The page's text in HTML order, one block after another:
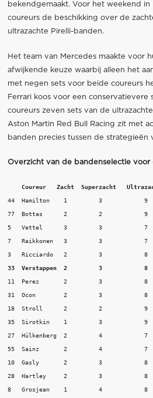
bekendgemaakt. Voor het weekend in
coureurs de beschikking over de
ultrazachte Pirelli-banden.
Het team van Mercedes maakte voor
afwijkende keuze waarbij alleen het
met negen sets voor beide coureurs
Ferrari koos voor een
coureurs zeven sets van de
Aston Martin Red Bull Racing zit met
banden precies tussen de strategieën
Overzicht van de bandenselectie voor
Coureur   Zacht  Superzacht
44  Hamilton	1	  3	       9
77  Bottas	2	  2	       9
5   Vettel	3	  3	       7
7   Raikkonen	3	  3	       7
3   Ricciardo	2	  3	       8
33  Verstappen	2	  3	       8
11  Perez	2	  3	       8
31  Ocon	2	  3	       8
18  Stroll	2	  2	       9
35  Sirotkin	1	  3	       9
27  Hülkenberg	2	  4	       7
55  Sainz	2	  4	       7
10  Gasly	2	  3	       8
28  Hartley	2	  3	       8
8   Grosjean	1	  4	       8